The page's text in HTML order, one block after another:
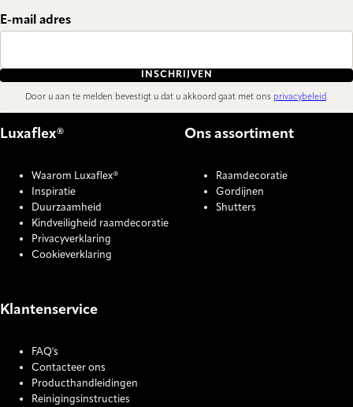
E-mail adres
INSCHRIJVEN
Door u aan te melden bevestigt u dat u akkoord gaat met ons privacybeleid.
Luxaflex®
Waarom Luxaflex®
Inspiratie
Duurzaamheid
Kindveiligheid raamdecoratie
Privacyverklaring
Cookieverklaring
Ons assortiment
Raamdecoratie
Gordijnen
Shutters
Klantenservice
FAQ's
Contacteer ons
Producthandleidingen
Reinigingsinstructies